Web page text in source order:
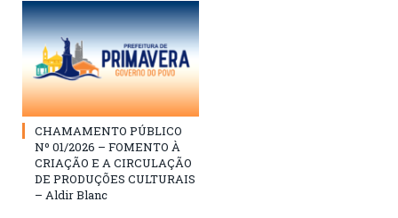
CHAMAMENTO PÚBLICO
Nº 01/2026 – FOMENTO À
CRIAÇÃO E A CIRCULAÇÃO
DE PRODUÇÕES CULTURAIS
– Aldir Blanc